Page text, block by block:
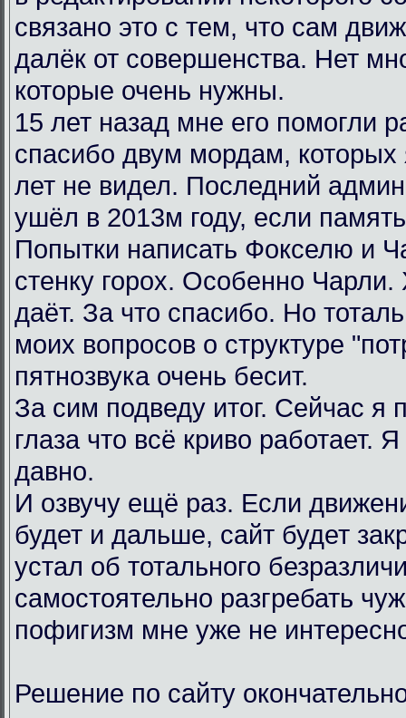
связано это с тем, что сам
далёк от совершенства. Нет
которые очень нужны.
15 лет назад мне его помогли
спасибо двум мордам, которых
лет не видел. Последний
ушёл в 2013м году, если
Попытки написать Фокселю и
стенку горох. Особенно Чарли.
даёт. За что спасибо. Но
моих вопросов о структуре
пятнозвука очень бесит.
За сим подведу итог. Сейчас я
глаза что всё криво работает.
давно.
И озвучу ещё раз. Если
будет и дальше, сайт будет
устал об тотального
самостоятельно разгребать
пофигизм мне уже не
Решение по сайту